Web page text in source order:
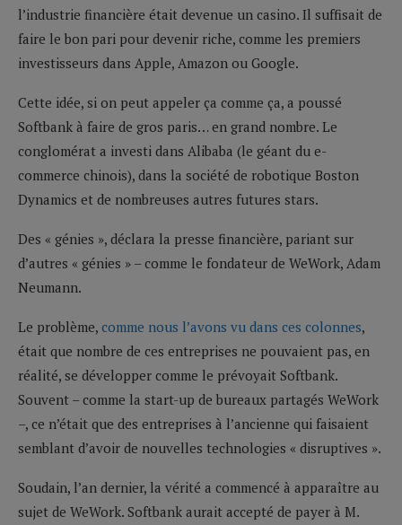
l’industrie financière était devenue un casino. Il suffisait de
faire le bon pari pour devenir riche, comme les premiers
investisseurs dans Apple, Amazon ou Google.
Cette idée, si on peut appeler ça comme ça, a poussé
Softbank à faire de gros paris… en grand nombre. Le
conglomérat a investi dans Alibaba (le géant du e-
commerce chinois), dans la société de robotique Boston
Dynamics et de nombreuses autres futures stars.
Des « génies », déclara la presse financière, pariant sur
d’autres « génies » – comme le fondateur de WeWork, Adam
Neumann.
Le problème, comme nous l’avons vu dans ces colonnes,
était que nombre de ces entreprises ne pouvaient pas, en
réalité, se développer comme le prévoyait Softbank.
Souvent – comme la start-up de bureaux partagés WeWork
–, ce n’était que des entreprises à l’ancienne qui faisaient
semblant d’avoir de nouvelles technologies « disruptives ».
Soudain, l’an dernier, la vérité a commencé à apparaître au
sujet de WeWork. Softbank aurait accepté de payer à M.